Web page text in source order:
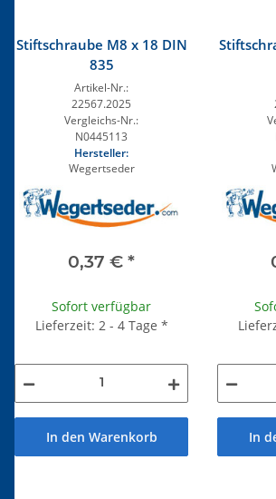
Stiftschraube M8 x 18 DIN
835
Artikel-Nr.:
22567.2025
Vergleichs-Nr.:
N0445113
Hersteller:
Wegertseder
0,37 € *
Sofort verfügbar
Lieferzeit: 2 - 4 Tage *
In den Warenkorb In